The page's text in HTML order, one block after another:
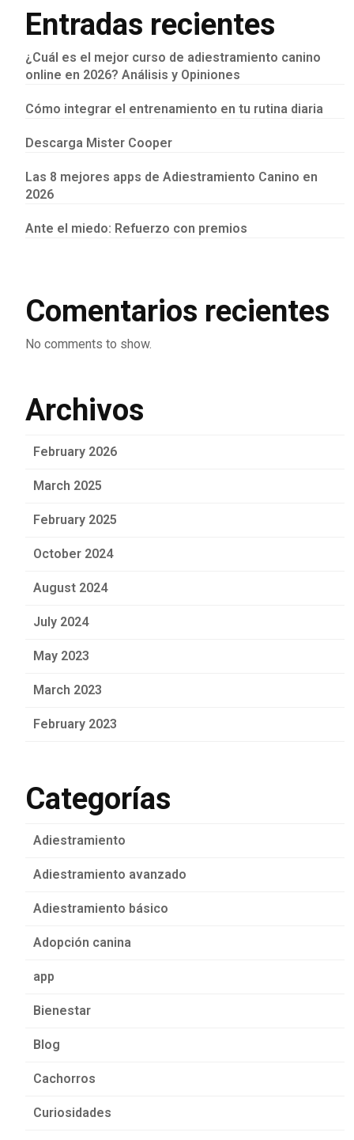
Entradas recientes
¿Cuál es el mejor curso de adiestramiento canino
online en 2026? Análisis y Opiniones
Cómo integrar el entrenamiento en tu rutina diaria
Descarga Mister Cooper
Las 8 mejores apps de Adiestramiento Canino en
2026
Ante el miedo: Refuerzo con premios
Comentarios recientes
No comments to show.
Archivos
February 2026
March 2025
February 2025
October 2024
August 2024
July 2024
May 2023
March 2023
February 2023
Categorías
Adiestramiento
Adiestramiento avanzado
Adiestramiento básico
Adopción canina
app
Bienestar
Blog
Cachorros
Curiosidades